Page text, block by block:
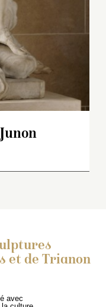
et de Trianon
avec